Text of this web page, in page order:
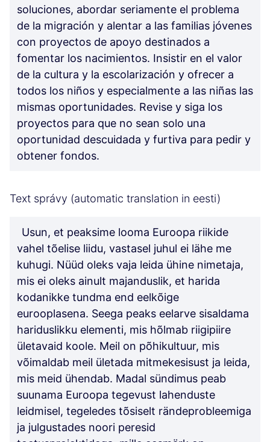
soluciones, abordar seriamente el problema
de la migración y alentar a las familias jóvenes
con proyectos de apoyo destinados a
fomentar los nacimientos. Insistir en el valor
de la cultura y la escolarización y ofrecer a
todos los niños y especialmente a las niñas las
mismas oportunidades. Revise y siga los
proyectos para que no sean solo una
oportunidad descuidada y furtiva para pedir y
obtener fondos.
Text správy (automatic translation in eesti)
Usun, et peaksime looma Euroopa riikide
vahel tõelise liidu, vastasel juhul ei lähe me
kuhugi. Nüüd oleks vaja leida ühine nimetaja,
mis ei oleks ainult majanduslik, et harida
kodanikke tundma end eelkõige
eurooplasena. Seega peaks eelarve sisaldama
hariduslikku elementi, mis hõlmab riigipiire
ületavaid koole. Meil on põhikultuur, mis
võimaldab meil ületada mitmekesisust ja leida,
mis meid ühendab. Madal sündimus peab
suunama Euroopa tegevust lahenduste
leidmisel, tegeledes tõsiselt rändeprobleemiga
ja julgustades noori peresid